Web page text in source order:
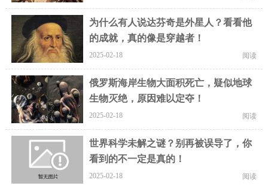
为什么有人说达芬奇是外星人？看看他
的成就，真的像是穿越者！
2025-02-18 阅读
俄罗斯海岸生物大面积死亡，疑似地球
生物灭绝，原因难以定夺！
2025-02-18 阅读
世界科学未解之谜？别再被误导了，你
看到的不一定是真的！
2025-02-18 阅读